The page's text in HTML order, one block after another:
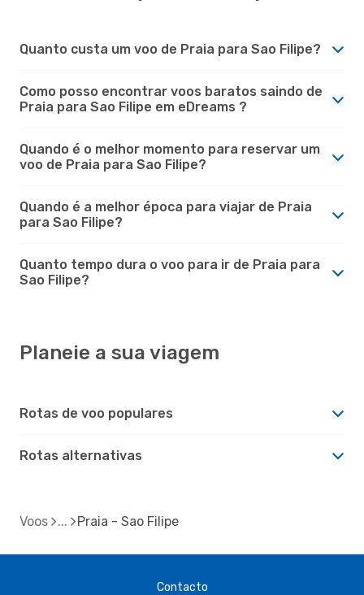
Quanto custa um voo de Praia para Sao Filipe?
Como posso encontrar voos baratos saindo de
Praia para Sao Filipe em eDreams ?
Quando é o melhor momento para reservar um
voo de Praia para Sao Filipe?
Quando é a melhor época para viajar de Praia
para Sao Filipe?
Quanto tempo dura o voo para ir de Praia para
Sao Filipe?
Planeie a sua viagem
Rotas de voo populares
Rotas alternativas
Voos Praia - Sao Filipe
Contacto